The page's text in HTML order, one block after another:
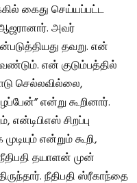
கைது செய்யப்பட்ட
அவர்
தவறு. என்
என் குடும்பத்தில்
செல்லவில்லை,
என்று கூறினார்.
சிறப்பு
என்றும் கூறி,
தயாளன் முன்
நீதிபதி ஸ்ரீகாந்தை